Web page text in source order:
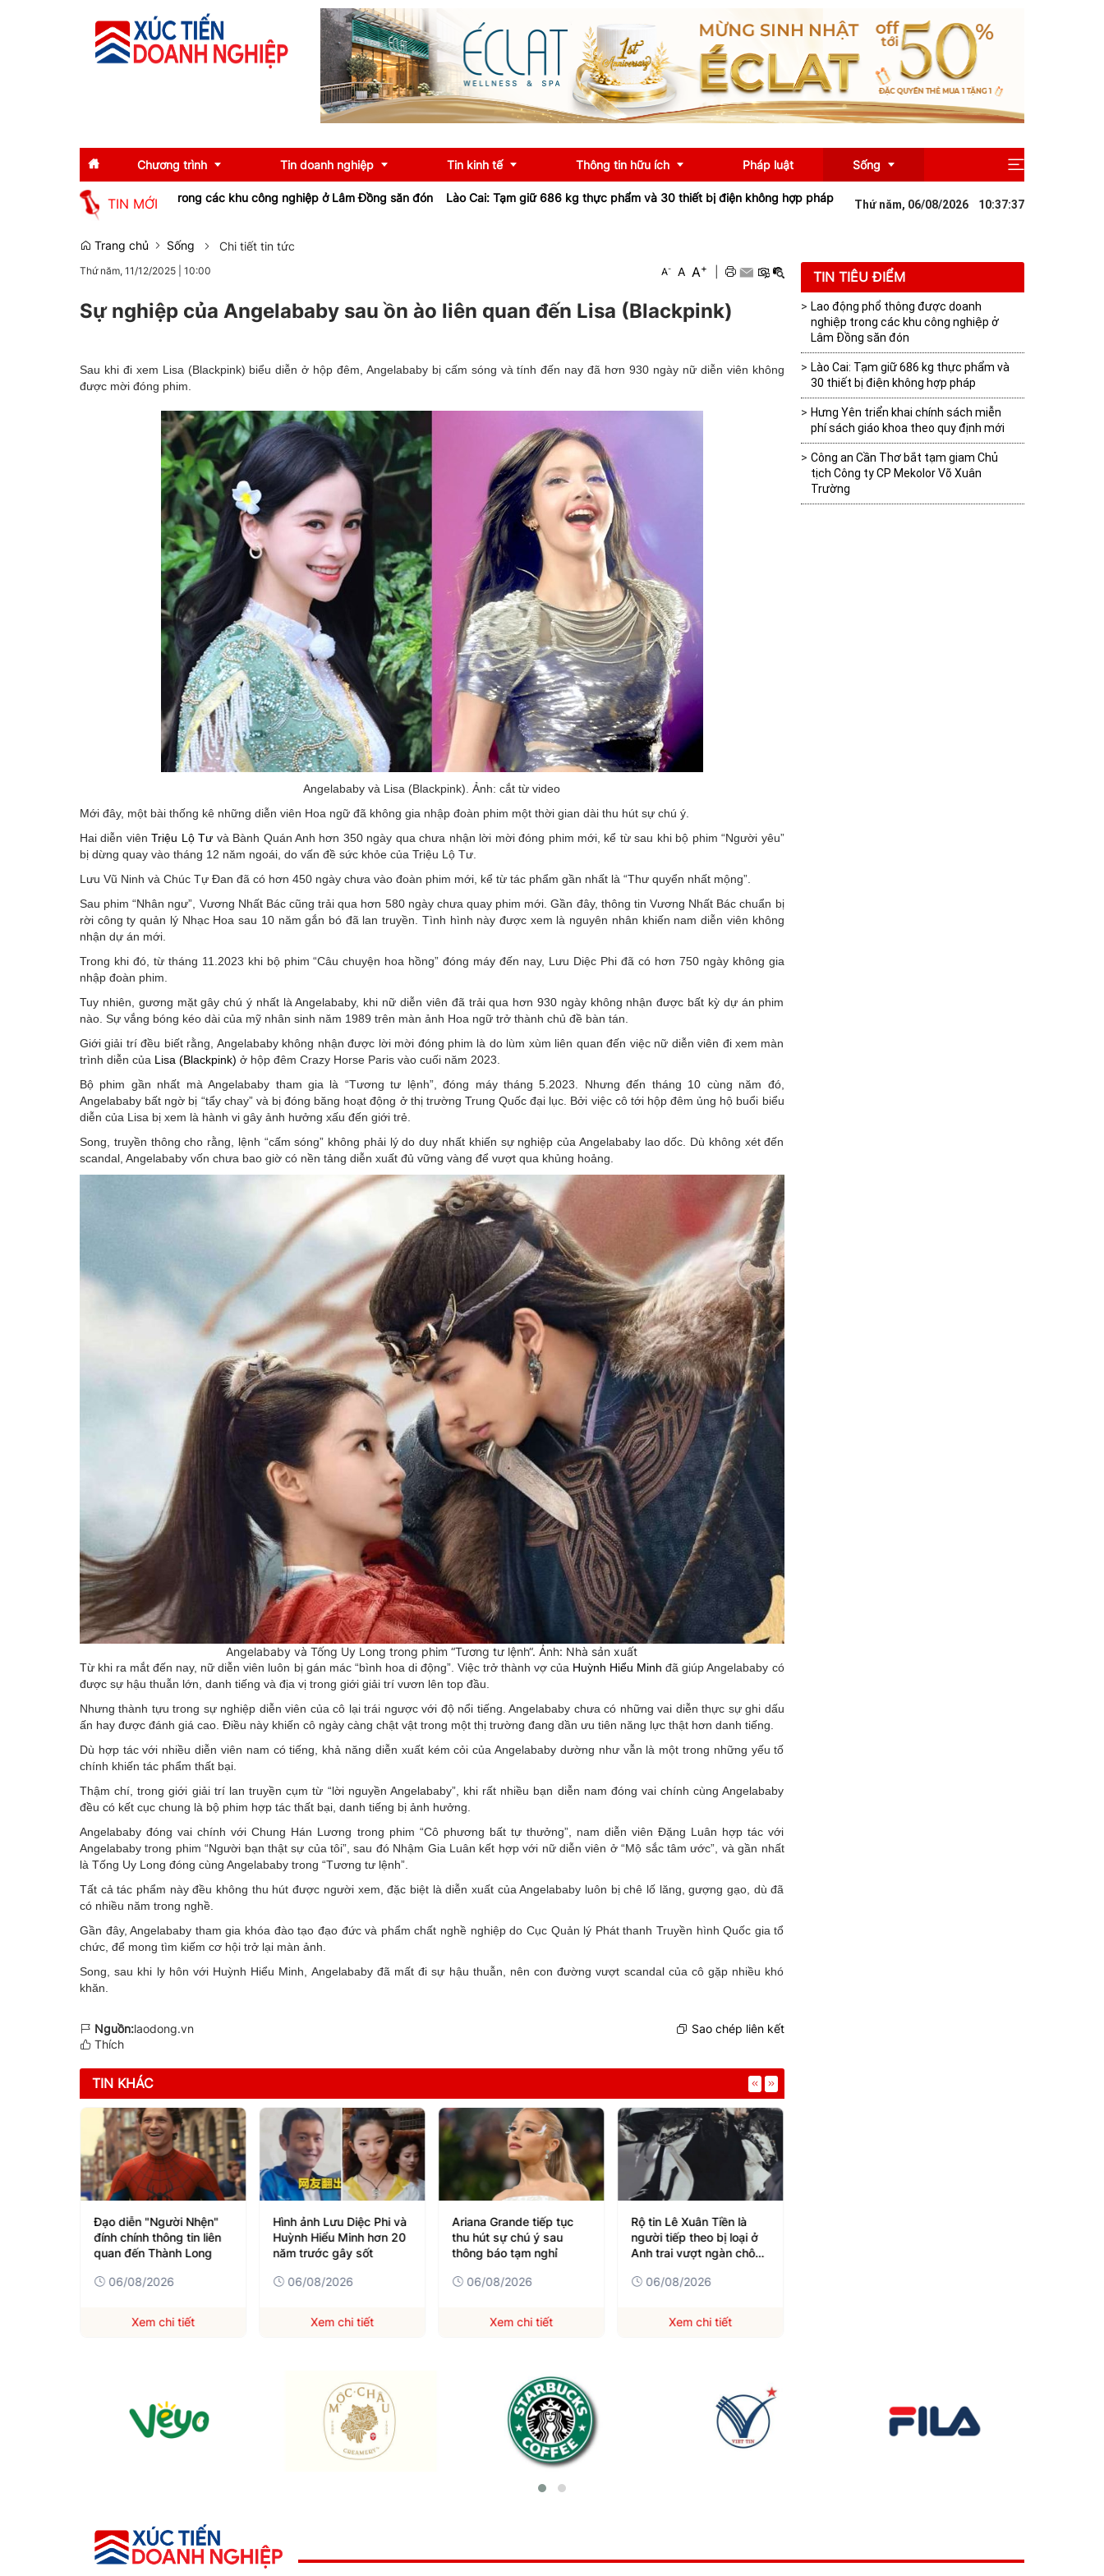
Chương trình
Diễn giả
Thông tin báo chí
Sự kiện
Tin doanh nghiệp
Tin tức
Doanh nghiệp tiêu biểu
Emagazine
Tin kinh tế Thông tin hữu ích
Ngân hàng
Pháp luật Sống
Du lịch
TIN MỚI
được doanh nghiệp trong các khu công nghiệp ở Lâm Đồng săn đón Lào Cai: Tạm giữ 686 kg thực phẩm và 30 thiết bị điện không hợp pháp Hưng Yên triển khai chính sách miễn phí sách giáo khoa
Thứ năm, 06/08/2026 10:37:38
Trang chủ Sống Chi tiết tin tức
Thứ năm, 11/12/2025 10:00 A- A A+
Sự nghiệp của Angelababy sau ồn ào liên quan đến Lisa (Blackpink)
Sau khi đi xem Lisa (Blackpink) biểu diễn ở hộp đêm, Angelababy bị cấm sóng và tính đến nay đã hơn 930 ngày nữ diễn viên không
được mời đóng phim.
Angelababy và Lisa (Blackpink). Ảnh: cắt từ video
Mới đây, một bài thống kê những diễn viên Hoa ngữ đã không gia nhập đoàn phim một thời gian dài thu hút sự chú ý.
Hai diễn viênTriệu Lộ Tư và Bành Quán Anh hơn 350 ngày qua chưa nhận lời mời đóng phim mới, kể từ sau khi bộ phim “Người yêu”
bị dừng quay vào tháng 12 năm ngoái, do vấn đề sức khỏe của Triệu Lộ Tư.
Lưu Vũ Ninh và Chúc Tự Đan đã có hơn 450 ngày chưa vào đoàn phim mới, kể từ tác phẩm gần nhất là “Thư quyển nhất mộng”.
Sau phim “Nhân ngư”, Vương Nhất Bác cũng trải qua hơn 580 ngày chưa quay phim mới. Gần đây, thông tin Vương Nhất Bác chuẩn bị
rời công ty quản lý Nhạc Hoa sau 10 năm gắn bó đã lan truyền. Tình hình này được xem là nguyên nhân khiến nam diễn viên không
nhận dự án mới.
Trong khi đó, từ tháng 11.2023 khi bộ phim “Câu chuyện hoa hồng” đóng máy đến nay, Lưu Diệc Phi đã có hơn 750 ngày không gia
nhập đoàn phim.
Tuy nhiên, gương mặt gây chú ý nhất là Angelababy, khi nữ diễn viên đã trải qua hơn 930 ngày không nhận được bất kỳ dự án phim
nào. Sự vắng bóng kéo dài của mỹ nhân sinh năm 1989 trên màn ảnh Hoa ngữ trở thành chủ đề bàn tán.
Giới giải trí đều biết rằng, Angelababy không nhận được lời mời đóng phim là do lùm xùm liên quan đến việc nữ diễn viên đi xem màn
trình diễn của Lisa (Blackpink) ở hộp đêm Crazy Horse Paris vào cuối năm 2023.
Bộ phim gần nhất mà Angelababy tham gia là “Tương tư lệnh”, đóng máy tháng 5.2023. Nhưng đến tháng 10 cùng năm đó,
Angelababy bất ngờ bị “tẩy chay” và bị đóng băng hoạt động ở thị trường Trung Quốc đại lục. Bởi việc cô tới hộp đêm ủng hộ buổi biểu
diễn của Lisa bị xem là hành vi gây ảnh hưởng xấu đến giới trẻ.
Song, truyền thông cho rằng, lệnh “cấm sóng” không phải lý do duy nhất khiến sự nghiệp của Angelababy lao dốc. Dù không xét đến
scandal, Angelababy vốn chưa bao giờ có nền tảng diễn xuất đủ vững vàng để vượt qua khủng hoảng.
Angelababy và Tống Uy Long trong phim “Tương tư lệnh“. Ảnh: Nhà sản xuất
Từ khi ra mắt đến nay, nữ diễn viên luôn bị gán mác “bình hoa di động”. Việc trở thành vợ của Huỳnh Hiểu Minh đã giúp Angelababy có
được sự hậu thuẫn lớn, danh tiếng và địa vị trong giới giải trí vươn lên top đầu.
Nhưng thành tựu trong sự nghiệp diễn viên của cô lại trái ngược với độ nổi tiếng. Angelababy chưa có những vai diễn thực sự ghi dấu
ấn hay được đánh giá cao. Điều này khiến cô ngày càng chật vật trong một thị trường đang dần ưu tiên năng lực thật hơn danh tiếng.
Dù hợp tác với nhiều diễn viên nam có tiếng, khả năng diễn xuất kém cỏi của Angelababy dường như vẫn là một trong những yếu tố
chính khiến tác phẩm thất bại.
Thậm chí, trong giới giải trí lan truyền cụm từ “lời nguyền Angelababy”, khi rất nhiều bạn diễn nam đóng vai chính cùng Angelababy
đều có kết cục chung là bộ phim hợp tác thất bại, danh tiếng bị ảnh hưởng.
Angelababy đóng vai chính với Chung Hán Lương trong phim “Cô phương bất tự thưởng”, nam diễn viên Đặng Luân hợp tác với
Angelababy trong phim “Người bạn thật sự của tôi”, sau đó Nhậm Gia Luân kết hợp với nữ diễn viên ở “Mộ sắc tâm ước”, và gần nhất
là Tống Uy Long đóng cùng Angelababy trong “Tương tư lệnh”.
Tất cả tác phẩm này đều không thu hút được người xem, đặc biệt là diễn xuất của Angelababy luôn bị chê lố lăng, gượng gạo, dù đã
có nhiều năm trong nghề.
Gần đây, Angelababy tham gia khóa đào tạo đạo đức và phẩm chất nghề nghiệp do Cục Quản lý Phát thanh Truyền hình Quốc gia tổ
chức, để mong tìm kiếm cơ hội trở lại màn ảnh.
Song, sau khi ly hôn với Huỳnh Hiểu Minh, Angelababy đã mất đi sự hậu thuẫn, nên con đường vượt scandal của cô gặp nhiều khó
khăn.
Nguồn:laodong.vn
Sao chép liên kết
Thích
TIN KHÁC
Đạo diễn "Người Nhện"
đính chính thông tin liên
quan đến Thành Long
06/08/2026
Xem chi tiết
Hình ảnh Lưu Diệc Phi và
Huỳnh Hiểu Minh hơn 20
năm trước gây sốt
06/08/2026
Xem chi tiết
Ariana Grande tiếp tục
thu hút sự chú ý sau
thông báo tạm nghỉ
06/08/2026
Xem chi tiết
Rộ tin Lê Xuân Tiền là
người tiếp theo bị loại ở
Anh trai vượt ngàn chông
06/08/2026
Xem chi tiết
TIN TIÊU ĐIỂM
Lao động phổ thông được doanh
nghiệp trong các khu công nghiệp ở
Lâm Đồng săn đón
Lào Cai: Tạm giữ 686 kg thực phẩm và
30 thiết bị điện không hợp pháp
Hưng Yên triển khai chính sách miễn
phí sách giáo khoa theo quy định mới
Công an Cần Thơ bắt tạm giam Chủ
tịch Công ty CP Mekolor Võ Xuân
Trường